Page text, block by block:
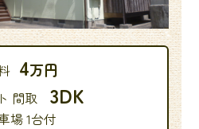
4万円
間取 3DK
場 1台付